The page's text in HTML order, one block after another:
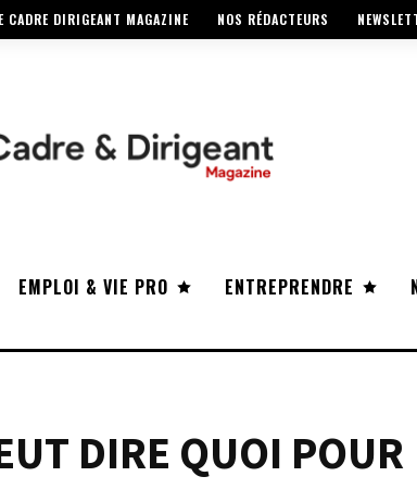
CADRE DIRIGEANT MAGAZINE NOS RÉDACTEURS
EMPLOI & VIE PRO ENTREPRENDRE
DIRE QUOI POUR